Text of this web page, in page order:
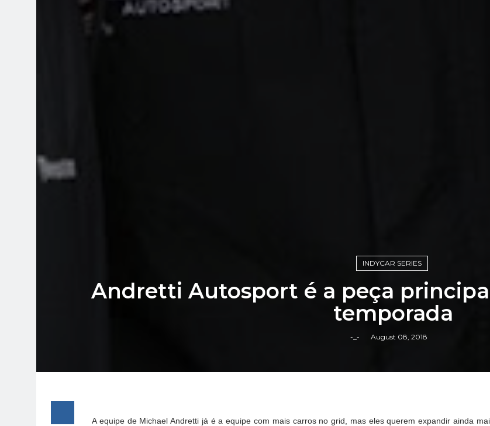
INDYCAR SERIES
Andretti Autosport é a peça
temporada
-_- August 08, 2018
A equipe de Michael Andretti já é a equipe com mais carros no grid, mas eles querem expandir ainda